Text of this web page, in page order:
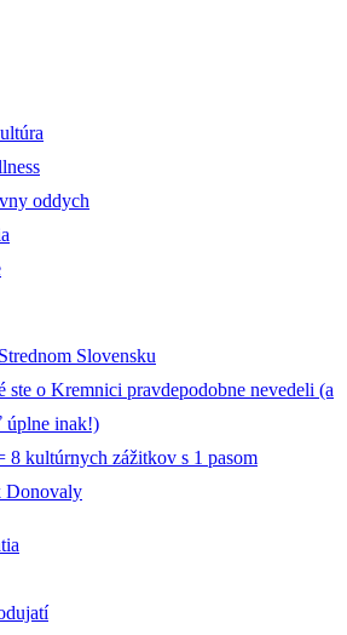
oddych
Slovensku
ste o Kremnici pravdepodobne nevedeli (a
úplne inak!)
8 kultúrnych zážitkov s 1 pasom
Donovaly